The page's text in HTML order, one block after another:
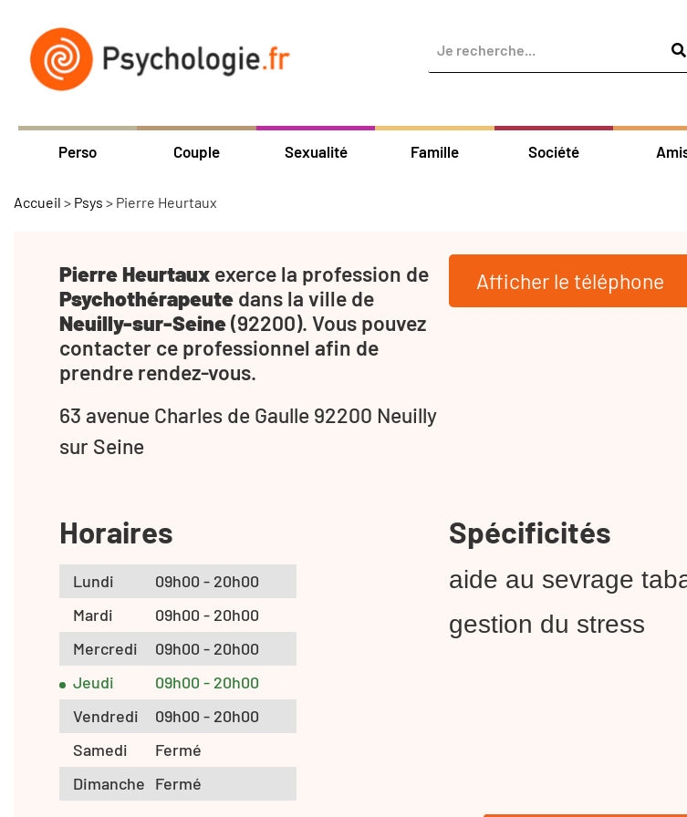
Perso Couple Sexualité Famille Société
Accueil > Psys > Pierre Heurtaux
Pierre Heurtaux exerce la profession de
Psychothérapeute dans la ville de
Neuilly-sur-Seine(92200). Vous pouvez
contacter ce professionnel afin de
prendre rendez-vous.
63 avenue Charles de Gaulle 92200 Neuilly
sur Seine
Afficher le téléphone
Horaires
Lundi
09h00 - 20h00
Mardi
09h00 - 20h00
Mercredi
09h00 - 20h00
Jeudi
09h00 - 20h00
Vendredi
09h00 - 20h00
Samedi
Fermé
Dimanche Fermé
Spécificités
aide au sevrage
gestion du stress